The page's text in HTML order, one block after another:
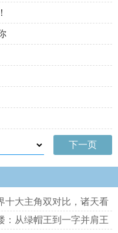
下一页
十大主角双对比，诸天看
：从绿帽王到一字并肩王